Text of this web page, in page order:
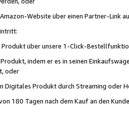
Website über einen Partner-Link
über unsere 1-Click-
indem er es in seinen
oder
Digitales Produkt durch Streaming oder
180 Tagen nach dem Kauf an den